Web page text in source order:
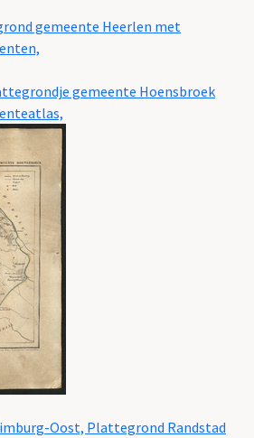
gemeente Heerlen met
gemeente Hoensbroek
Oost, Plattegrond Randstad